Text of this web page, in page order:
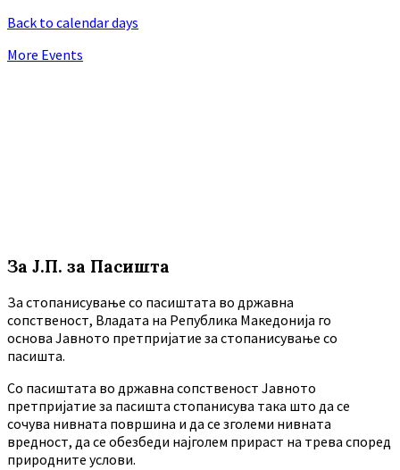
Back to calendar days
More Events
За Ј.П. за Пасишта
За стопанисување со пасиштата во државна
сопственост, Владата на Република Македонија го
основа Јавното претпријатие за стопанисување со
пасишта.
Co пасиштата во државна сопственост Јавното
претпријатие за пасишта стопанисува така што да се
сочува нивната површина и да се зголеми нивната
вредност, да се обезбеди најголем прираст на трева според
природните услови.